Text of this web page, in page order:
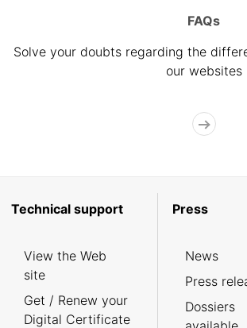
FAQs
Solve your doubts regarding the
our websites
Technical support
View the Web
site
Get / Renew your
Digital Certificate
Press
News
Press
Dossiers